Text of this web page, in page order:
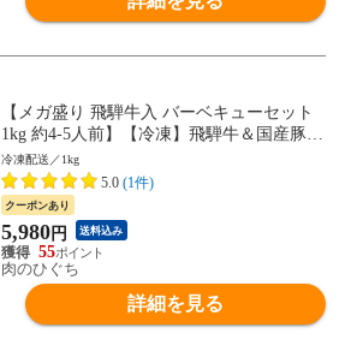
【メガ盛り 飛騨牛入 バーベキューセット
1kg 約4-5人前】【冷凍】飛騨牛＆国産豚肉
焼き肉セット 送料無料 バーベキュー BBQ
焼肉 焼き肉 和牛 国産 hrp
冷凍配送／1kg
5.0 (1件)
クーポンあり
5,980円 送料込み
55
肉のひぐち
詳細を見る